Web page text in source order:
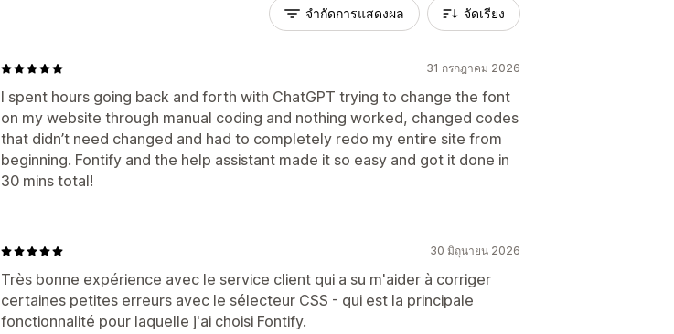
จำกัดการแสดงผล จัดเรียง
31 กรกฎาคม 2026
I spent hours going back and forth with ChatGPT trying to change the font
on my website through manual coding and nothing worked, changed codes
that didn’t need changed and had to completely redo my entire site from
beginning. Fontify and the help assistant made it so easy and got it done in
30 mins total!
30 มิถุนายน 2026
Très bonne expérience avec le service client qui a su m'aider à corriger
certaines petites erreurs avec le sélecteur CSS - qui est la principale
fonctionnalité pour laquelle j'ai choisi Fontify.